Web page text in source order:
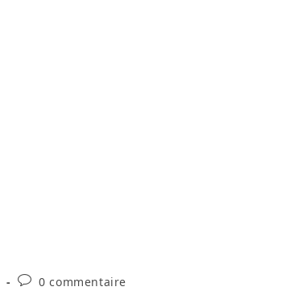
Commentaires
0 commentaire